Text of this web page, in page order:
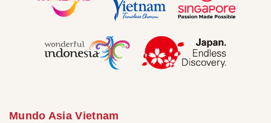
Mundo Asia Vietnam